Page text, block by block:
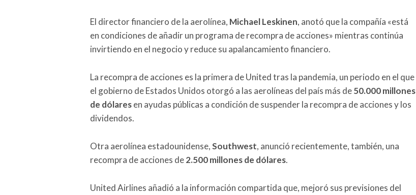
El director financiero de la aerolínea, Michael Leskinen, anotó que la compañía «está
en condiciones de añadir un programa de recompra de acciones» mientras continúa
invirtiendo en el negocio y reduce su apalancamiento financiero.
La recompra de acciones es la primera de United tras la pandemia, un periodo en el que
el gobierno de Estados Unidos otorgó a las aerolíneas del país más de50.000 millones
de dólaresen ayudas públicas a condición de suspender la recompra de acciones y los
dividendos.
Otra aerolínea estadounidense,Southwest, anunció recientemente, también, una
recompra de acciones de2.500 millones de dólares.
United Airlines añadió a la información compartida que, mejoró sus previsiones del